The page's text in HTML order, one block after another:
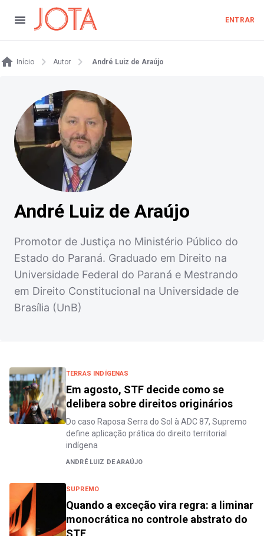
ENTRAR
Início Autor André Luiz de Araújo
André Luiz de Araújo
Promotor de Justiça no Ministério Público do
Estado do Paraná. Graduado em Direito na
Universidade Federal do Paraná e Mestrando
em Direito Constitucional na Universidade de
Brasília (UnB)
TERRAS INDÍGENAS
Em agosto, STF decide como se
delibera sobre direitos originários
Do caso Raposa Serra do Sol à ADC 87, Supremo
define aplicação prática do direito territorial
indígena
ANDRÉ LUIZ DE ARAÚJO
SUPREMO
Quando a exceção vira regra: a liminar
monocrática no controle abstrato do